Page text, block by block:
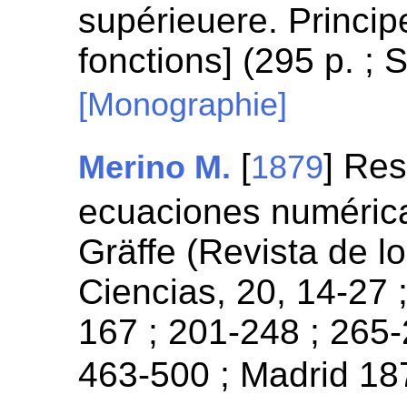
supérieuere.
fonctions] (295 p. ;
[Monographie]
Merino M. [1879]
ecuaciones
Gräffe (Revista de
Ciencias, 20, 14-27
167 ; 201-248 ;
463-500 ; Madrid